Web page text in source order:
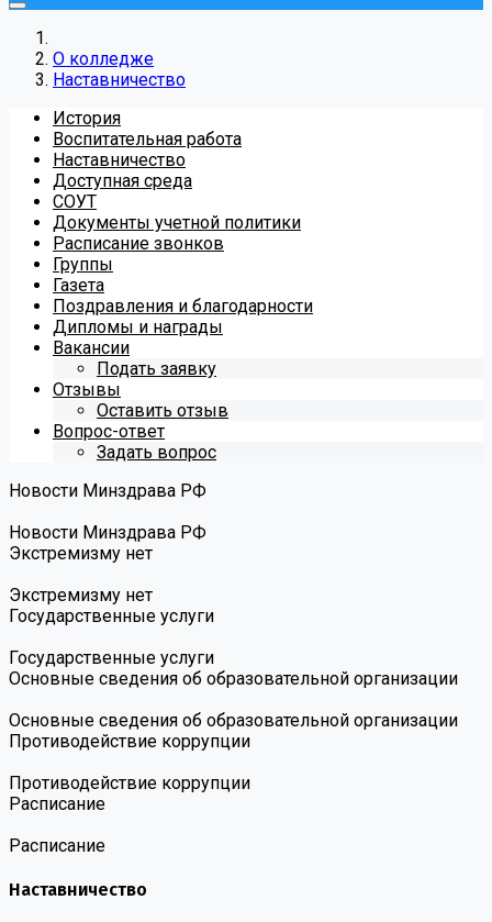
О колледже
Наставничество
История
Воспитательная работа
Наставничество
Доступная среда
СОУТ
Документы учетной политики
Расписание звонков
Группы
Газета
Поздравления и благодарности
Дипломы и награды
Вакансии
Подать заявку
Отзывы
Оставить отзыв
Вопрос-ответ
Задать вопрос
Новости Минздрава РФ
Новости Минздрава РФ
Экстремизму нет
Экстремизму нет
Государственные услуги
Государственные услуги
Основные сведения об образовательной организации
Основные сведения об образовательной организации
Противодействие коррупции
Противодействие коррупции
Расписание
Расписание
Наставничество